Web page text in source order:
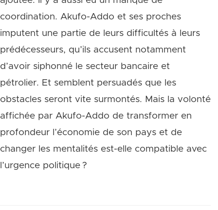
coordination. Akufo-Addo et ses proches
imputent une partie de leurs difficultés à leurs
prédécesseurs, qu’ils accusent notamment
d’avoir siphonné le secteur bancaire et
pétrolier. Et semblent persuadés que les
obstacles seront vite surmontés. Mais la volonté
affichée par Akufo-Addo de transformer en
profondeur l’économie de son pays et de
changer les mentalités est-elle compatible avec
l’urgence politique ?